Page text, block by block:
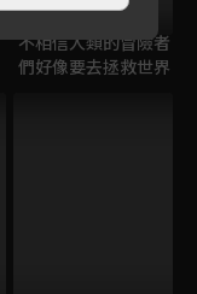
不相信人類的冒險者
們好像要去拯救世界